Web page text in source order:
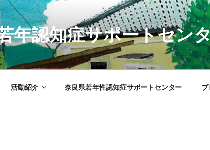
年認知症サポートセン
活動紹介 奈良県若年性認知症サポートセンター ブ